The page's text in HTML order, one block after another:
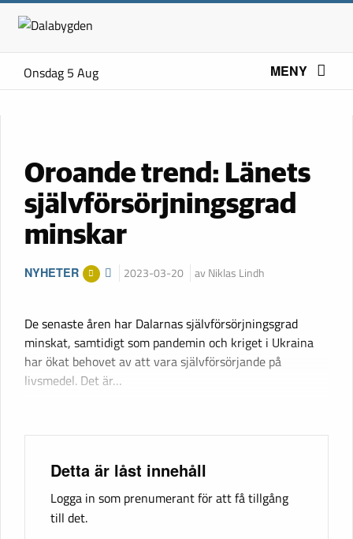
Onsdag 5 Aug MENY
Oroande trend: Länets
självförsörjningsgrad
minskar
NYHETER 2023-03-20 av Niklas Lindh
De senaste åren har Dalarnas självförsörjningsgrad
minskat, samtidigt som pandemin och kriget i Ukraina
har ökat behovet av att vara självförsörjande på
livsmedel. Det är…
Detta är låst innehåll
Logga in som prenumerant för att få tillgång
till det.